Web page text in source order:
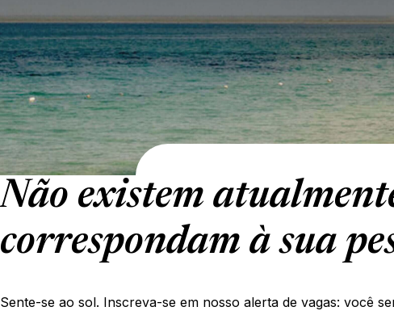
Não existem
correspondam à sua
Sente-se ao sol. Inscreva-se em nosso alerta de vagas: você